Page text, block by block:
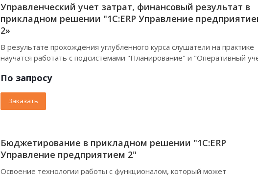
Управленческий учет затрат, финансовый результат в
прикладном решении "1С:ERP Управление
2»
В результате прохождения углубленного курса слушатели на практике
научатся работать с подсистемами "Планирование" и "Оперативный
По запросу
Заказать
Бюджетирование в прикладном решении "1С:ERP
Управление предприятием 2"
Освоение технологии работы с функционалом, который может